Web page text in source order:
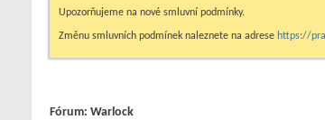
Upozorňujeme na nové smluvní podmínky.
Změnu smluvních podmínek naleznete na adrese https://
Fórum: Warlock